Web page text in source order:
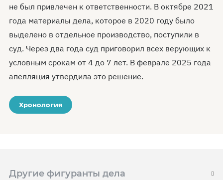
не был привлечен к ответственности. В октябре 2021
года материалы дела, которое в 2020 году было
выделено в отдельное производство, поступили в
суд. Через два года суд приговорил всех верующих к
условным срокам от 4 до 7 лет. В феврале 2025 года
апелляция утвердила это решение.
Хронология
Другие фигуранты дела